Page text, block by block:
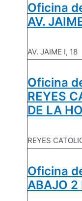
Oficina
AV.
AV. JAIME I, 18
Oficina
REYES
DE LA
REYES
Oficina
ABAJO 2